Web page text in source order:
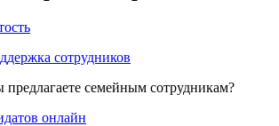
сотрудников
предлагаете семейным сотрудникам?
онлайн